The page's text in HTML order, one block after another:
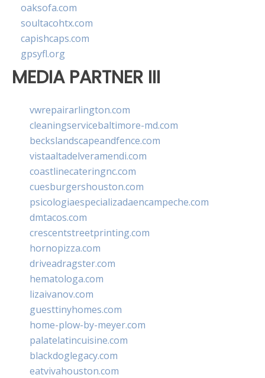
oaksofa.com
soultacohtx.com
capishcaps.com
gpsyfl.org
MEDIA PARTNER III
vwrepairarlington.com
cleaningservicebaltimore-md.com
beckslandscapeandfence.com
vistaaltadelveramendi.com
coastlinecateringnc.com
cuesburgershouston.com
psicologiaespecializadaencampeche.com
dmtacos.com
crescentstreetprinting.com
hornopizza.com
driveadragster.com
hematologa.com
lizaivanov.com
guesttinyhomes.com
home-plow-by-meyer.com
palatelatincuisine.com
blackdoglegacy.com
eatvivahouston.com